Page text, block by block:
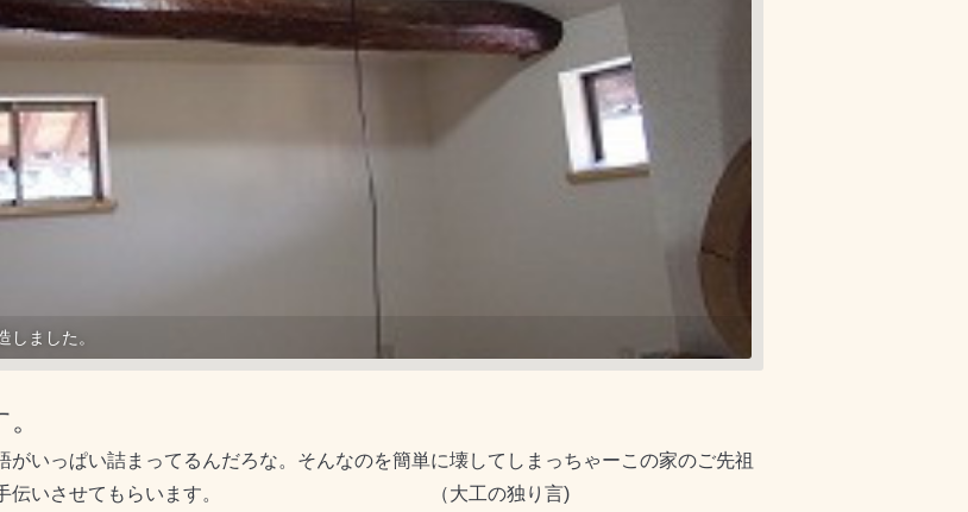
ました。
いっぱい詰まってるんだろな。そんなのを簡単に壊してしまっちゃーこの家のご先祖
ようお手伝いさせてもらいます。 （大工の独り言)